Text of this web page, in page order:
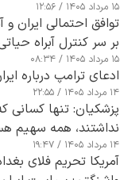
۱۵ مرداد ۱۴۰۵ / ۱۲:۵۶
توافق احتمالی ایران
بر سر کنترل آبراه
۱۵ مرداد ۱۴۰۵ / ۰۸:۳۴
ادعای ترامپ درباره
۱۴ مرداد ۱۴۰۵ / ۲۲:۵۵
پزشکیان: تنها کسانی
نداشتند، همه سهیم
۱۴ مرداد ۱۴۰۵ / ۱۹:۴۷
آمریکا تحریم فلای